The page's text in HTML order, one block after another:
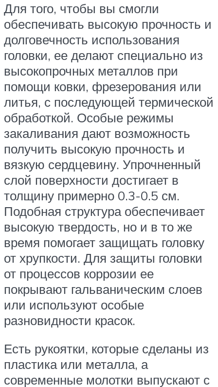
Для того, чтобы вы смогли
обеспечивать высокую прочность и
долговечность использования
головки, ее делают специально из
высокопрочных металлов при
помощи ковки, фрезерования или
литья, с последующей термической
обработкой. Особые режимы
закаливания дают возможность
получить высокую прочность и
вязкую сердцевину. Упрочненный
слой поверхности достигает в
толщину примерно 0.3-0.5 см.
Подобная структура обеспечивает
высокую твердость, но и в то же
время помогает защищать головку
от хрупкости. Для защиты головки
от процессов коррозии ее
покрывают гальваническим слоев
или используют особые
разновидности красок.
Есть рукоятки, которые сделаны из
пластика или металла, а
современные молотки выпускают с